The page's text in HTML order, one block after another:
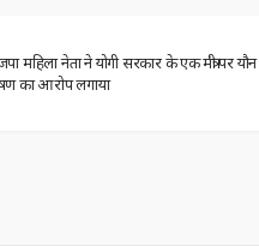
महिला नेता ने योगी सरकार के एक मंत्री पर यौन
का आरोप लगाया